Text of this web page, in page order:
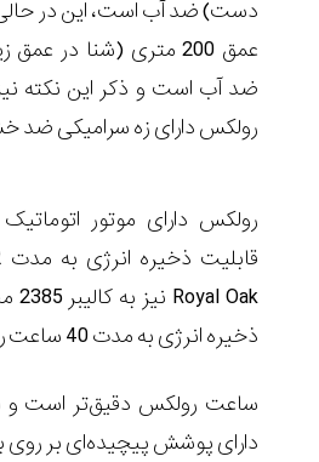
دست) ضد آب است، این در
عمق 200 متری (شنا در
ضد آب است و ذکر این نکته
رولکس دارای زه سرامیکی
قابلیت ذخیره انرژی به مدت 72 ساعت را داراد. ساعت
Royal Oak
ذخیره انرژی به مدت 40 ساعت را دارد.
ساعت رولکس دقیق‌تر است و
دارای پوشش پیچیده‌ای بر روی